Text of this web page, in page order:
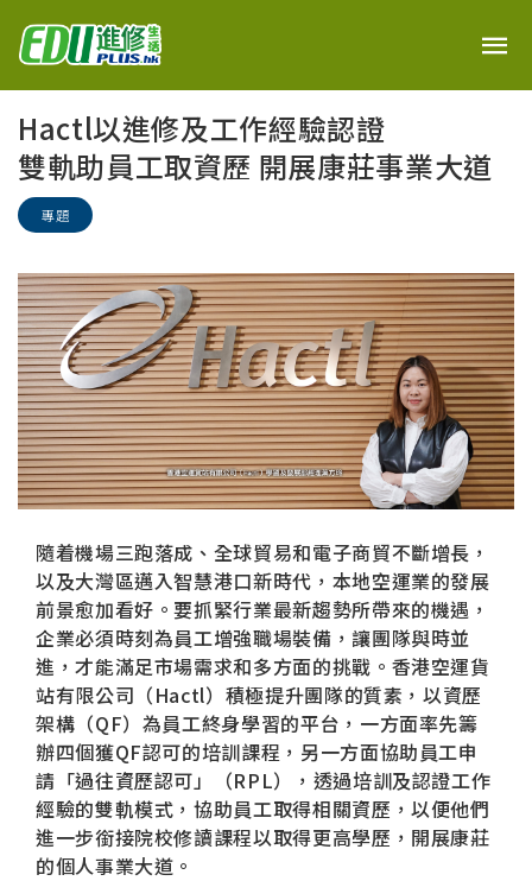
Hactl以進修及工作經驗認證
雙軌助員工取資歷 開展康莊事業大道
專題
隨着機場三跑落成、全球貿易和電子商貿不斷增長，
以及大灣區邁入智慧港口新時代，本地空運業的發展
前景愈加看好。要抓緊行業最新趨勢所帶來的機遇，
企業必須時刻為員工增強職場裝備，讓團隊與時並
進，才能滿足市場需求和多方面的挑戰。香港空運貨
站有限公司（Hactl）積極提升團隊的質素，以資歷
架構（QF）為員工終身學習的平台，一方面率先籌
辦四個獲QF認可的培訓課程，另一方面協助員工申
請「過往資歷認可」（RPL），透過培訓及認證工作
經驗的雙軌模式，協助員工取得相關資歷，以便他們
進一步銜接院校修讀課程以取得更高學歷，開展康莊
的個人事業大道。